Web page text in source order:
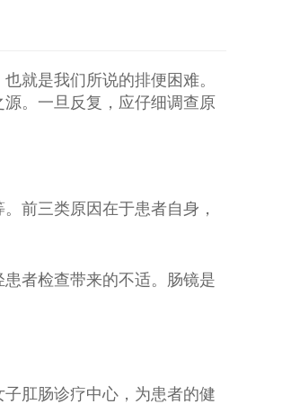
就是我们所说的排便困难。
。一旦反复，应仔细调查原
前三类原因在于患者自身，
者检查带来的不适。肠镜是
肛肠诊疗中心，为患者的健